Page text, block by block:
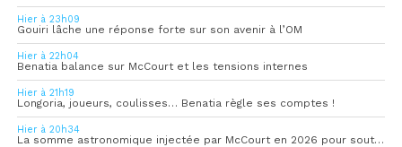
Hier à 23h09
Gouiri lâche une réponse forte sur son avenir à l’OM
Hier à 22h04
Benatia balance sur McCourt et les tensions internes
Hier à 21h19
Longoria, joueurs, coulisses… Benatia règle ses comptes !
Hier à 20h34
La somme astronomique injectée par McCourt en 2026 pour soutenir l’OM